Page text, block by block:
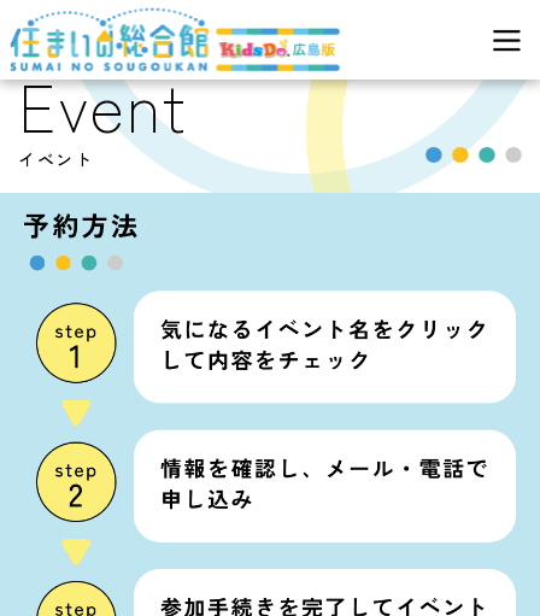
住まいの総合館 イベント
Event
イベント